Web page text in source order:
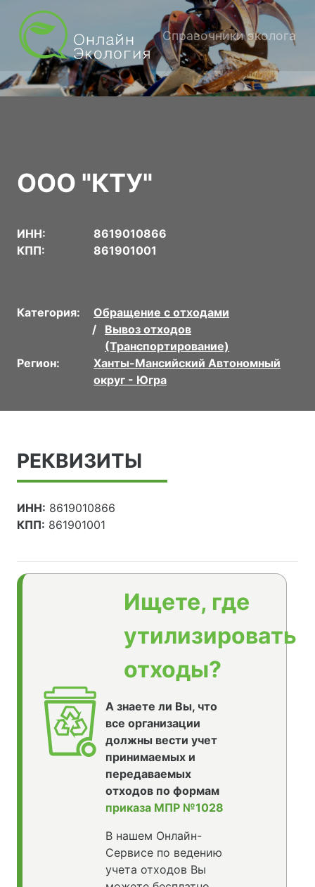
Справочники эколога
ООО "КТУ"
ИНН:
8619010866
КПП:
861901001
Категория:
Обращение с отходами
Вывоз отходов
(Транспортирование)
Регион:
Ханты-Мансийский Автономный
округ - Югра
РЕКВИЗИТЫ
ИНН: 8619010866
КПП: 861901001
Ищете, где
утилизировать
отходы?
А знаете ли Вы, что
все организации
должны вести учет
принимаемых и
передаваемых
отходов по формам
приказа МПР №1028
В нашем Онлайн-
Сервисе по ведению
учета отходов Вы